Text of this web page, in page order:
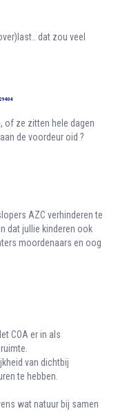
dat zou veel
29404
of ze zitten hele dagen
de voordeur oid ?
AZC verhinderen te
dat jullie kinderen ook
moordenaars en oog
COA er in als
van dichtbij
te hebben.
wat natuur bij samen